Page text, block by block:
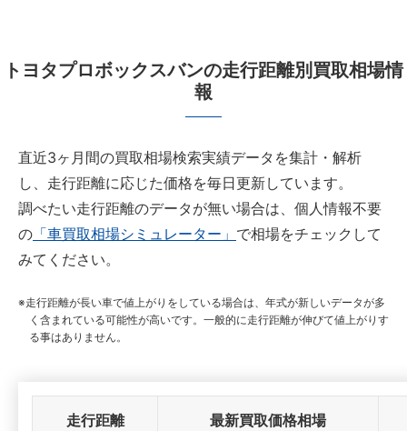
トヨタプロボックスバンの走行距離別買取相場情
報
直近3ヶ月間の買取相場検索実績データを集計・解析
し、走行距離に応じた価格を毎日更新しています。
調べたい走行距離のデータが無い場合は、個人情報不要
の 「車買取相場シミュレーター」 で相場をチェックして
みてください。
走行距離が長い車で値上がりをしている場合は、年式が新しいデータが多
く含まれている可能性が高いです。一般的に走行距離が伸びて値上がりす
る事はありません。
走行距離 最新買取価格相場